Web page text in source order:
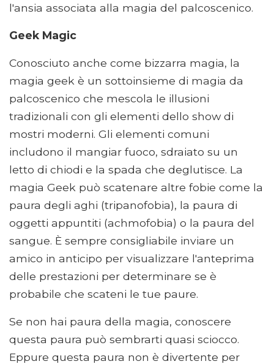
l'ansia associata alla magia del palcoscenico.
Geek Magic
Conosciuto anche come bizzarra magia, la
magia geek è un sottoinsieme di magia da
palcoscenico che mescola le illusioni
tradizionali con gli elementi dello show di
mostri moderni. Gli elementi comuni
includono il mangiar fuoco, sdraiato su un
letto di chiodi e la spada che deglutisce. La
magia Geek può scatenare altre fobie come la
paura degli aghi (tripanofobia), la paura di
oggetti appuntiti (achmofobia) o la paura del
sangue. È sempre consigliabile inviare un
amico in anticipo per visualizzare l'anteprima
delle prestazioni per determinare se è
probabile che scateni le tue paure.
Se non hai paura della magia, conoscere
questa paura può sembrarti quasi sciocco.
Eppure questa paura non è divertente per